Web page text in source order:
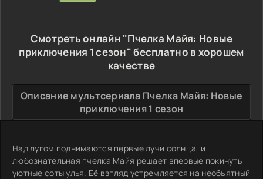
Смотреть онлайн "Пчелка Майя: Новые
приключения 1 сезон" бесплатно в хорошем
качестве
Описание мультсериала Пчелка Майя: Новые
приключения 1 сезон
Над лугом поднимаются первые лучи солнца, и
любознательная пчелка Майя решает впервые покинуть
уютные соты улья. Её взгляд устремляется на необъятный